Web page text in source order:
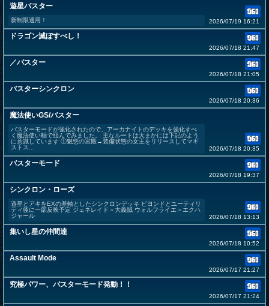
遊星バスター
新制限適用！ 2026/07/19 16:21
ドラゴン滅ぼすべし！
2026/07/18 21:47
／バスター
2026/07/18 21:05
バスターシンクロン
2026/07/18 20:36
魔法使いGS/バスター
バスターモードが強化されたので、アーカナイトのデッキを強化すべ
く魔法使い軸で組んでみました。 主なルートは大まかには下記のよう
に意識しています ①魅惑の宮殿→装備状態の女王をリリースしてマギ
ストス...
2026/07/18 20:35
バスターモード
2026/07/18 19:37
シンクロン・ローズ
遊星とアキをEXの基軸としたシンクロンデッキ ビヨンドとユーティリ
ティ後に一部反映予定 ジェネレイド＞大義賊 ウォルフライエ＞エクハ
ジャール
2026/07/18 13:13
集いし星の仲間達
2026/07/18 10:52
Assault Mode
2026/07/17 21:27
究極パワー、バスターモード発動！！
2026/07/17 21:24